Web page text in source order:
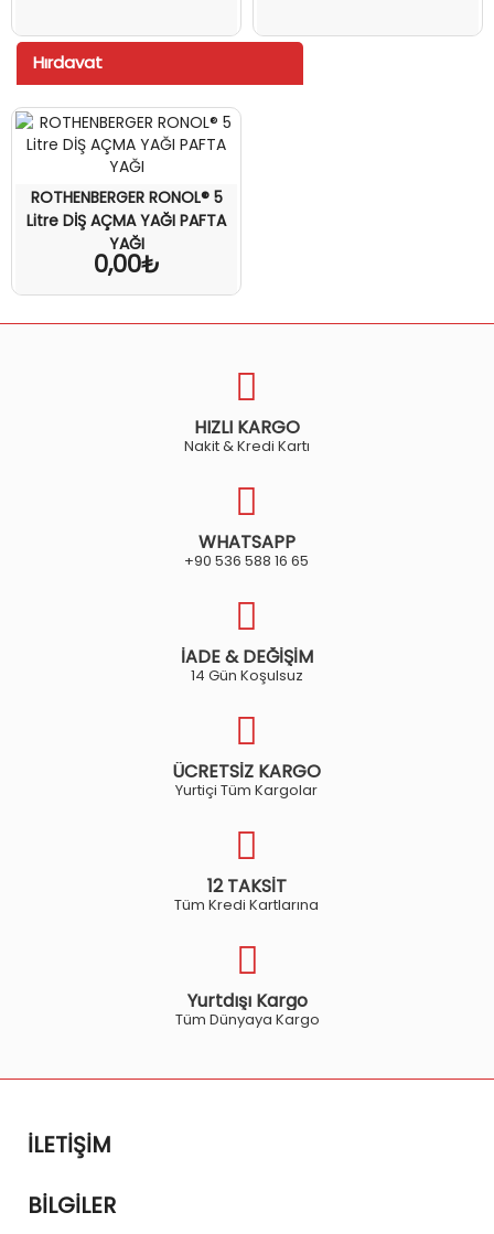
Hırdavat
ROTHENBERGER RONOL® 5
Litre DİŞ AÇMA YAĞI PAFTA
YAĞI
0,00₺
HIZLI KARGO
Nakit & Kredi Kartı
WHATSAPP
+90 536 588 16 65
İADE & DEĞİŞİM
14 Gün Koşulsuz
ÜCRETSİZ KARGO
Yurtiçi Tüm Kargolar
12 TAKSİT
Tüm Kredi Kartlarına
Yurtdışı Kargo
Tüm Dünyaya Kargo
İLETIŞIM
BILGILER